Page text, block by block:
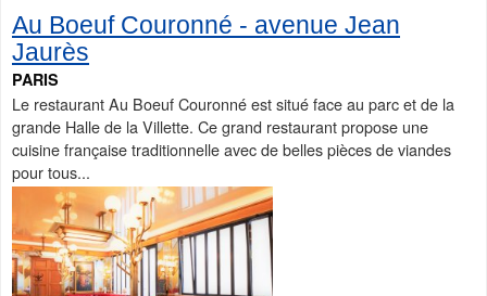
Au Boeuf Couronné - avenue Jean
Jaurès
PARIS
Le restaurant Au Boeuf Couronné est situé face au parc et de la
grande Halle de la Villette. Ce grand restaurant propose une
cuisine française traditionnelle avec de belles pièces de viandes
pour tous...